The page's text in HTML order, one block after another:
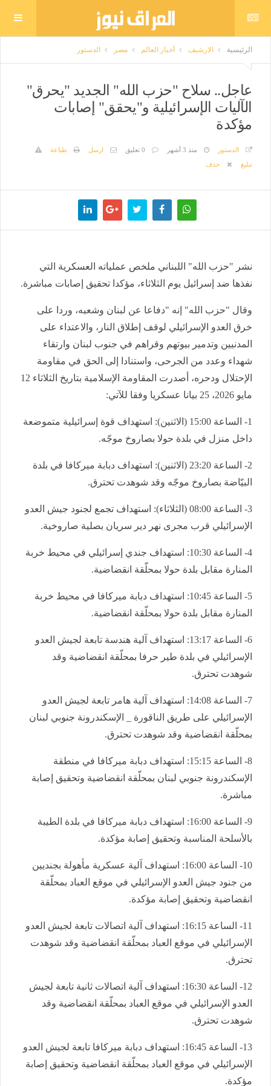
الرئيسية الارشيف أخبار العالم مصر الدستور
عاجل.. سلاح "حزب الله" الجديد "يحرق"
الآليات الإسرائيلية و"يحقق" إصابات
مؤكدة
الدستور منذ 3 أشهر 0 تعليق ارسل
طباعة
تبليغ
حذف
نشر "حزب الله" اللبناني ملخص عملياته العسكرية التي
نفذها ضد إسرائيل يوم الثلاثاء، مؤكدا تحقيق إصابات مباشرة.
وقال "حزب الله" إنه "دفاعا عن لبنان وشعبه، وردا على
خرق العدو الإسرائيلي لوقف إطلاق النار، والاعتداء على
المدنيين وتدمير بيوتهم وقراهم في جنوب لبنان وارتقاء
شهداء وعدد من الجرحى، واستنادا إلى الحق في مقاومة
الإحتلال ودحره، أصدرت المقاومة الإسلامية بتاريخ الثلاثاء 12
مايو 2026، 25 بيانا عسكريا وفقا للآتي:
1- الساعة 15:00 (الاثنين): استهداف قوة إسرائيلية متموضعة
داخل منزل في بلدة حولا بصاروخ موجّه.
2- الساعة 23:20 (الاثنين): استهداف دبابة ميركافا في بلدة
البيّاضة بصاروخ موجّه وقد شوهدت تحترق.
3- الساعة 08:00 (الثلاثاء): استهداف تجمع لجنود جيش العدو
الإسرائيلي قرب مجرى نهر دير سريان بصلية صاروخية.
4- الساعة 10:30: استهداف جندي إسرائيلي في محيط خربة
المنارة مقابل بلدة حولا بمحلّقة انقضاضية.
5- الساعة 10:45: استهداف دبابة ميركافا في محيط خربة
المنارة مقابل بلدة حولا بمحلّقة انقضاضية.
6- الساعة 13:17: استهداف آلية هندسة تابعة لجيش العدو
الإسرائيلي في بلدة طير حرفا بمحلّقة انقضاضية وقد
شوهدت تحترق.
7- الساعة 14:08: استهداف آلية هامر تابعة لجيش العدو
الإسرائيلي على طريق الناقورة _ الإسكندرونة جنوبي لبنان
بمحلّقة انقضاضية وقد شوهدت تحترق.
8- الساعة 15:15: استهداف دبابة ميركافا في منطقة
الإسكندرونة جنوبي لبنان بمحلّقة انقضاضية وتحقيق إصابة
مباشرة.
9- الساعة 16:00: استهداف دبابة ميركافا في بلدة الطيبة
بالأسلحة المناسبة وتحقيق إصابة مؤكدة.
10- الساعة 16:00: استهداف آلية عسكرية مأهولة بجنديين
من جنود جيش العدو الإسرائيلي في موقع العباد بمحلّقة
انقضاضية وتحقيق إصابة مؤكدة.
11- الساعة 16:15: استهداف آلية اتصالات تابعة لجيش العدو
الإسرائيلي في موقع العباد بمحلّقة انقضاضية وقد شوهدت
تحترق.
12- الساعة 16:30: استهداف آلية اتصالات ثانية تابعة لجيش
العدو الإسرائيلي في موقع العباد بمحلّقة انقضاضية وقد
شوهدت تحترق.
13- الساعة 16:45: استهداف دبابة ميركافا تابعة لجيش العدو
الإسرائيلي في موقع العباد بمحلّقة انقضاضية وتحقيق إصابة
مؤكدة.